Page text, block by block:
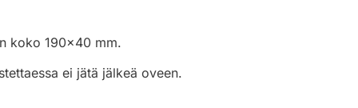
koko 190×40 mm.
ei jätä jälkeä oveen.